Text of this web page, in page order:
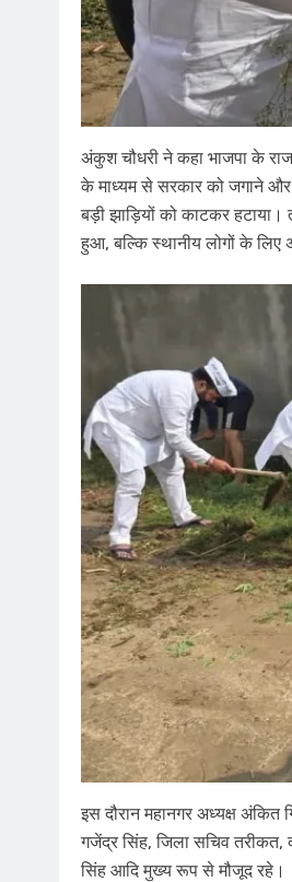
अंकुश चौधरी ने कहा भाजपा के
के माध्यम से सरकार को जगाने
बड़ी झाड़ियों को काटकर
हुआ, बल्कि स्थानीय लोगों के
इस दौरान महानगर अध्यक्ष अंकित
गजेंद्र सिंह, जिला सचिव तरीकत,
सिंह आदि मुख्य रूप से मौजूद रहे।